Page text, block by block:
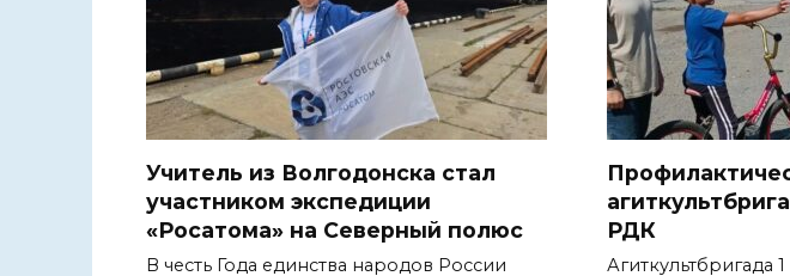
Учитель из Волгодонска стал
участником экспедиции
«Росатома» на Северный полюс
В честь Года единства народов России
РДК
Агиткультбригада